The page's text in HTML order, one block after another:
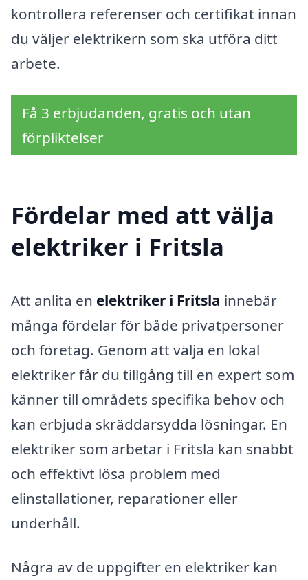
kontrollera referenser och certifikat innan
du väljer elektrikern som ska utföra ditt
arbete.
Få 3 erbjudanden, gratis och utan
förpliktelser
Fördelar med att välja
elektriker i Fritsla
Att anlita en elektriker i Fritsla innebär
många fördelar för både privatpersoner
och företag. Genom att välja en lokal
elektriker får du tillgång till en expert som
känner till områdets specifika behov och
kan erbjuda skräddarsydda lösningar. En
elektriker som arbetar i Fritsla kan snabbt
och effektivt lösa problem med
elinstallationer, reparationer eller
underhåll.
Några av de uppgifter en elektriker kan